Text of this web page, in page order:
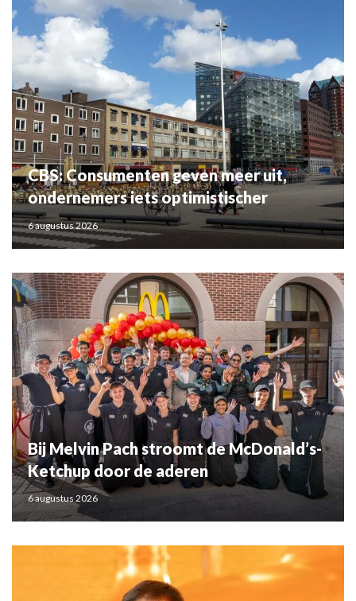
CBS: Consumenten geven meer uit,
ondernemers iets optimistischer
6 augustus 2026
Bij Melvin Pach stroomt de McDonald’s-
Ketchup door de aderen
6 augustus 2026